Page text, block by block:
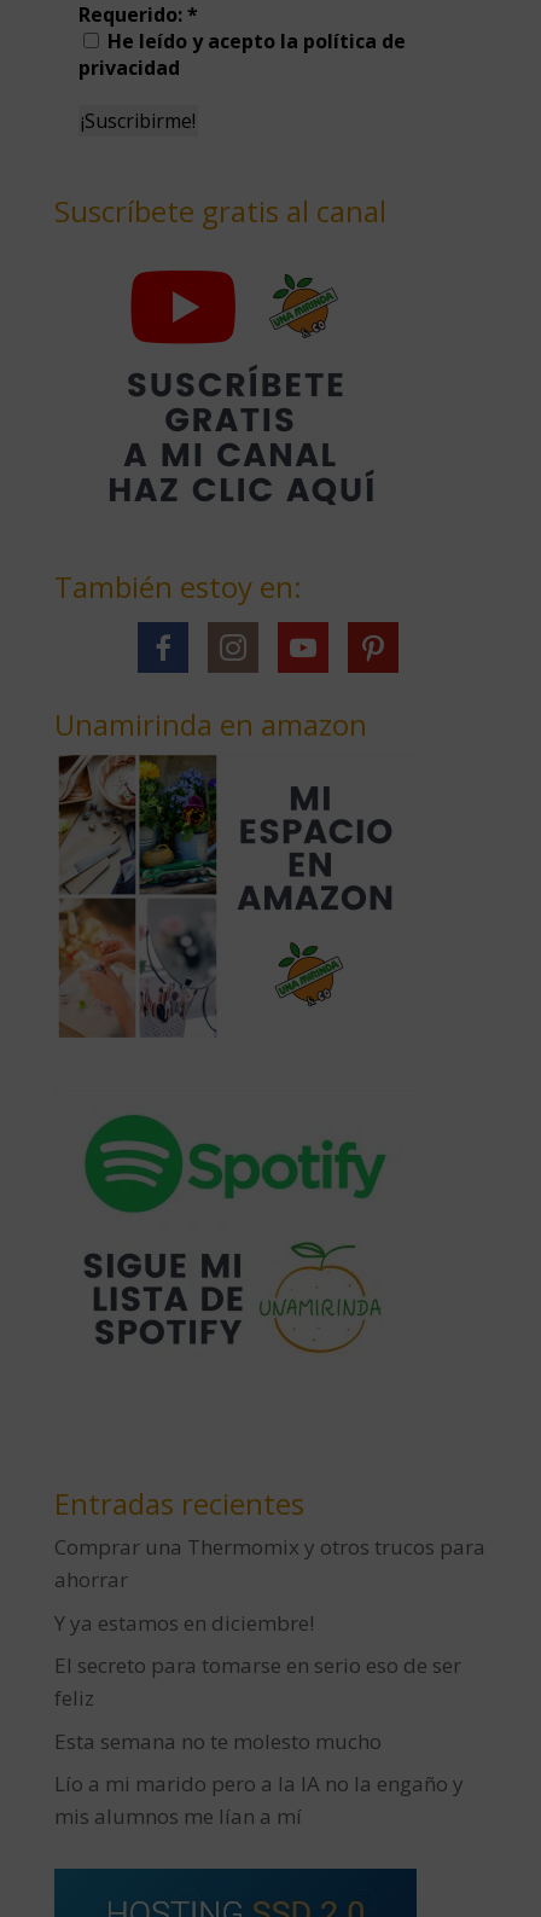
Requerido:*
He leído y acepto la política de
privacidad
Suscríbete gratis al canal
También estoy en:
Unamirinda en amazon
Entradas recientes
Comprar una Thermomix y otros trucos para
ahorrar
Y ya estamos en diciembre!
El secreto para tomarse en serio eso de ser
feliz
Esta semana no te molesto mucho
Lío a mi marido pero a la IA no la engaño y
mis alumnos me lían a mí